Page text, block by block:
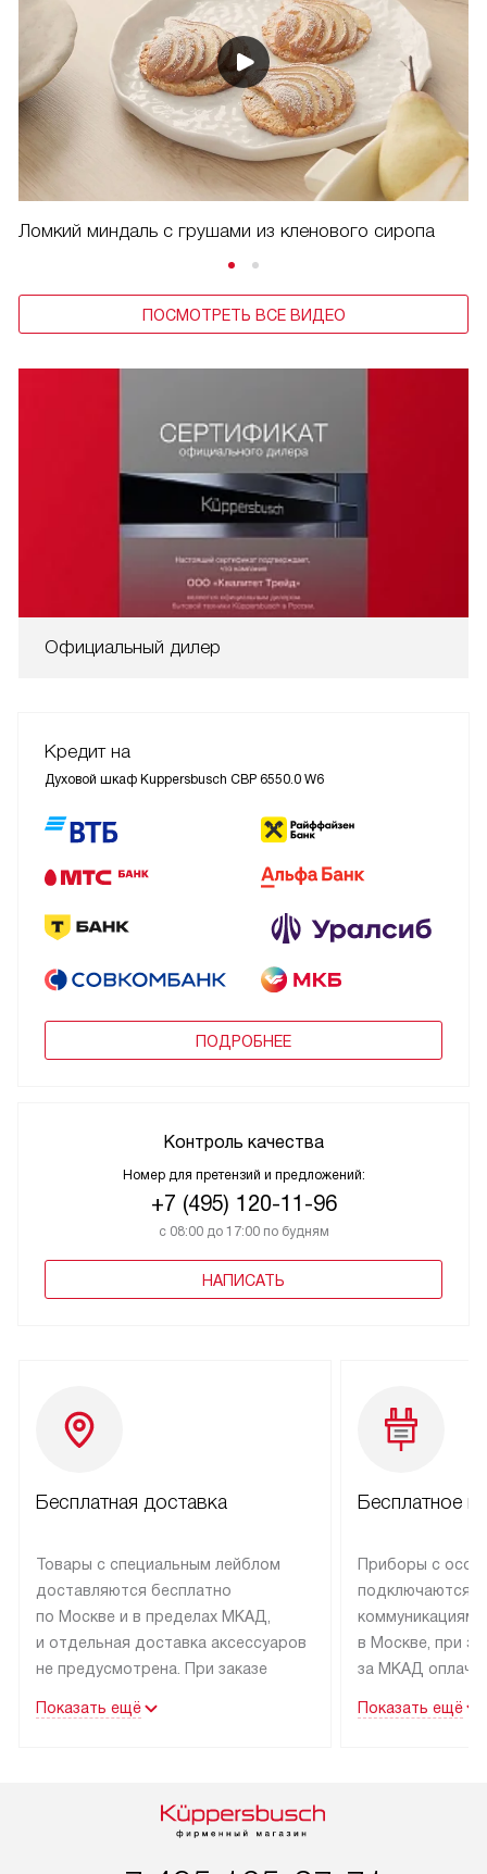
Ломкий миндаль с грушами из кленового сиропа
ПОСМОТРЕТЬ ВСЕ ВИДЕО
Официальный дилер
Кредит на
Духовой шкаф Kuppersbusch CBP 6550.0 W6
ПОДРОБНЕЕ
Контроль качества
Номер для претензий и предложений:
+7 (495) 120-11-96
с 08:00 до 17:00 по будням
НАПИСАТЬ
Бесплатная доставка
Товары с специальным лейблом
доставляются бесплатно
по Москве и в пределах МКАД,
и отдельная доставка аксессуаров
не предусмотрена. При заказе
рекомендуем обсудить
быть отправлены покупателю
Показать ещё
Бесплатное
Приборы с
подключаются к
коммуникациям
в Москве, при
за МКАД
партнера
Показать ещё